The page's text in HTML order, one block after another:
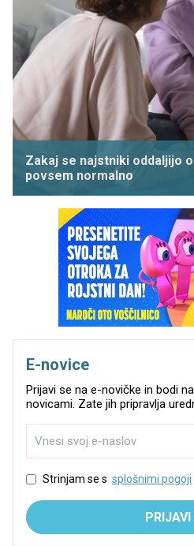
Zakaj se najstniki oddaljijo
povsem normalno
E-novice
Prijavi se na e-novičke in bodi
novicami. Zate jih pripravlja
Strinjam se s splošnimi pogoji
PRIJAVI